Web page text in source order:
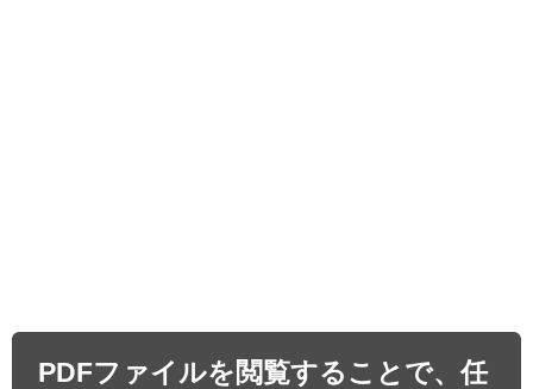
PDFファイルを閲覧することで、任